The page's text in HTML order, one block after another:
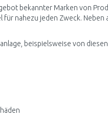
bekannter Marken von
nahezu jeden Zweck. Neben
beispielsweise von